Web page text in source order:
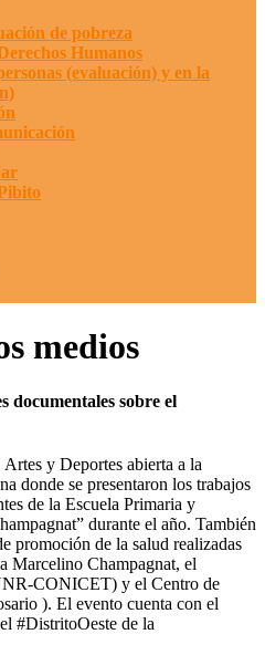
de pobreza
Humanos
(evaluación) y en la
medios
documentales sobre el
y Deportes abierta a la
donde se presentaron los trabajos
de la Escuela Primaria y
durante el año. También
promoción de la salud realizadas
Marcelino Champagnat, el
CONICET) y el Centro de
). El evento cuenta con el
#DistritoOeste de la